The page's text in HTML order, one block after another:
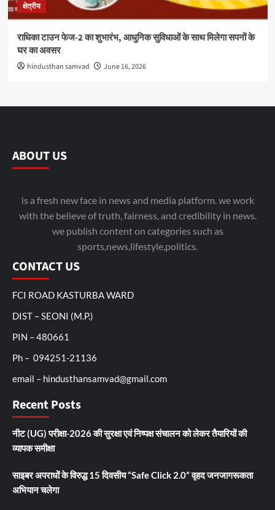
क्षेत्रीय
राधिका टाउन फेज-2 का शुभारंभ, आधुनिक सुविधाओं के साथ मिलेगा सपनों के
घर का अवसर
hindusthan samvad June 16, 2026
ABOUT US
is a fresh new face in news and media platform. we work
with the believe of truth, fairness, and credibility in news.
we publish content on categories such as
sports,news,lifestyle,politics.
CONTACT US
FCI ROAD KASTURBA WARD
DIST – SEONI (M.P.)
PIN – 480661
Ph – 094251-21136
email – hindusthansamvad@gmail.com
Recent Posts
नीट (UG) परीक्षा-2026 की सुरक्षा एवं निष्पक्ष संचालन को लेकर तैयारियों की
व्यापक समीक्षा
साइबर अपराधों के विरुद्ध 15 दिवसीय “Safe Click 2.0” वृहद जनजागरूकता
अभियान चलेगा